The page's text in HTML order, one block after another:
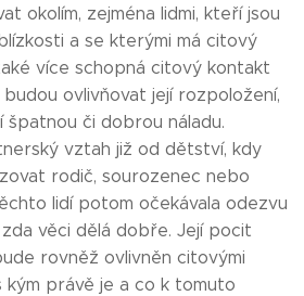
okolím, zejména lidmi, kteří jsou
a se kterými má citový
více schopná citový kontakt
ovlivňovat její rozpoložení,
špatnou či dobrou náladu.
vztah již od dětství, kdy
rodič, sourozenec nebo
lidí potom očekávala odezvu
věci dělá dobře. Její pocit
rovněž ovlivněn citovými
právě je a co k tomuto